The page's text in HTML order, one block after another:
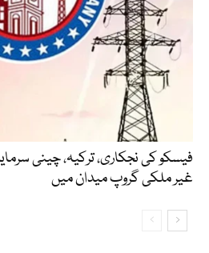
غیر ملکی گروپ میدان میں